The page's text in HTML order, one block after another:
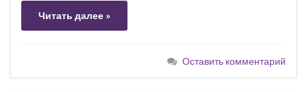
Читать далее »
Оставить комментарий